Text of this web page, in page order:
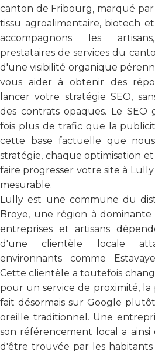
canton de Fribourg, marqué
tissu agroalimentaire, biotech
accompagnons les
prestataires de services du
d'une visibilité organique
vous aider à obtenir des
lancer votre stratégie SEO,
des contrats opaques. Le
fois plus de trafic que la
cette base factuelle que
stratégie, chaque optimisation
faire progresser votre site à
mesurable.
Lully est une commune du
Broye, une région à
entreprises et artisans
d'une clientèle locale
environnants comme
Cette clientèle a toutefois
pour un service de proximité, la
fait désormais sur Google
oreille traditionnel. Une
son référencement local a ainsi
d'être trouvée par les